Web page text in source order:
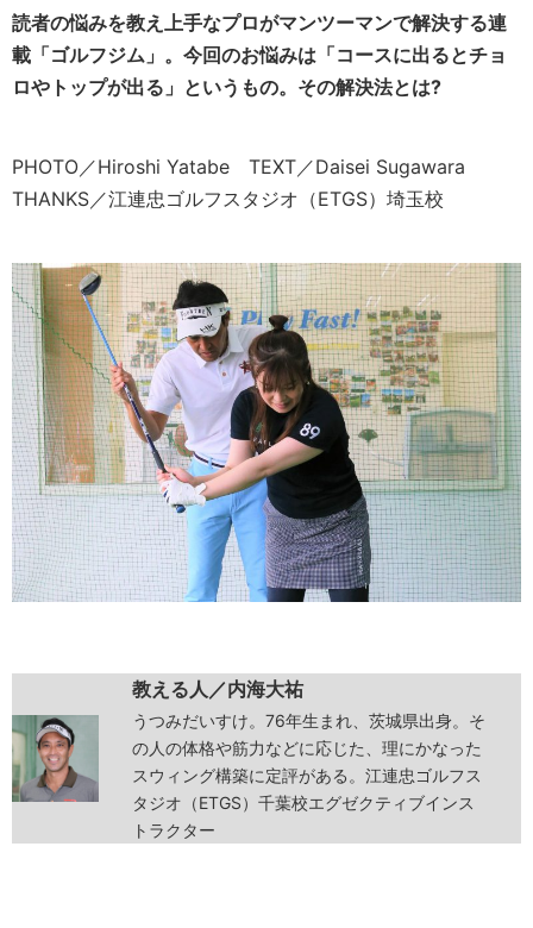
読者の悩みを教え上手なプロがマンツーマンで解決する連
載「ゴルフジム」。今回のお悩みは「コースに出るとチョ
ロやトップが出る」というもの。その解決法とは?
PHOTO／Hiroshi Yatabe TEXT／Daisei Sugawara
THANKS／江連忠ゴルフスタジオ（ETGS）埼玉校
教える人／内海大祐
うつみだいすけ。76年生まれ、茨城県出身。そ
の人の体格や筋力などに応じた、理にかなった
スウィング構築に定評がある。江連忠ゴルフス
タジオ（ETGS）千葉校エグゼクティブインス
トラクター